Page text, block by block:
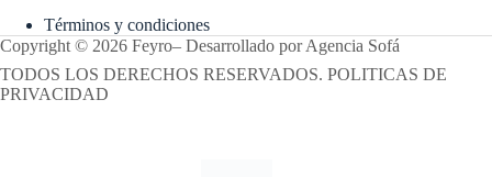
Términos y condiciones
Copyright © 2026 Feyro– Desarrollado porAgencia Sofá
TODOS LOS DERECHOS RESERVADOS. POLITICAS DE
PRIVACIDAD